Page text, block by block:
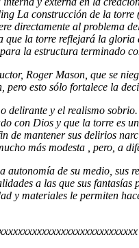
La construcción de la
directamente al problema
la torre reflejará la
la estructura terminado
Roger Mason, que se
esto sólo fortalece la
delirante y el realismo
con Dios y que la torre es
de mantener sus delirios
más modesta , pero, a
de su medio,
a las que sus
y materiales le permiten